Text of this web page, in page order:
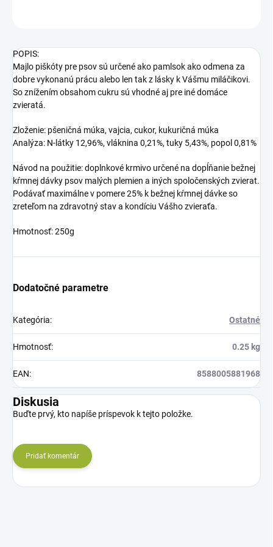
POPIS:
Majlo piškóty pre psov sú určené ako pamlsok ako odmena za
dobre vykonanú prácu alebo len tak z lásky k Vášmu miláčikovi.
So znížením obsahom cukru sú vhodné aj pre iné domáce
zvieratá.
Zloženie: pšeničná múka, vajcia, cukor, kukuričná múka
Analýza: N-látky 12,96%, vláknina 0,21%, tuky 5,43%, popol 0,81%
Návod na použitie: doplnkové krmivo určené na dopĺňanie bežnej
kŕmnej dávky psov malých plemien a iných spoločenských zvierat.
Podávať maximálne v pomere 25% k bežnej kŕmnej dávke so
zreteľom na zdravotný stav a kondíciu Vášho zvieraťa.
Hmotnosť: 250g
Dodatočné parametre
Kategória: Ostatné
Hmotnosť: 0.25 kg
EAN: 8588005881968
Diskusia
Buďte prvý, kto napíše príspevok k tejto položke.
Pridať komentár